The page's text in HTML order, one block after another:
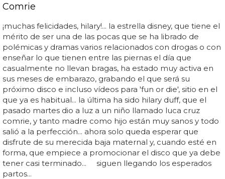
Comrie
¡muchas felicidades, hilary!... la estrella disney, que tiene el
mérito de ser una de las pocas que se ha librado de
polémicas y dramas varios relacionados con drogas o con
enseñar lo que tienen entre las piernas el día que
casualmente no llevan bragas, ha estado muy activa en
sus meses de embarazo, grabando el que será su
próximo disco e incluso vídeos para 'fun or die', sitio en el
que ya es habitual... la última ha sido hilary duff, que el
pasado martes dio a luz a un niño llamado luca cruz
comrie, y tanto madre como hijo están muy sanos y todo
salió a la perfección... ahora solo queda esperar que
disfrute de su merecida baja maternal y, cuando esté en
forma, que empiece a promocionar el disco que ya debe
tener casi terminado... siguen llegando los esperados
partos...